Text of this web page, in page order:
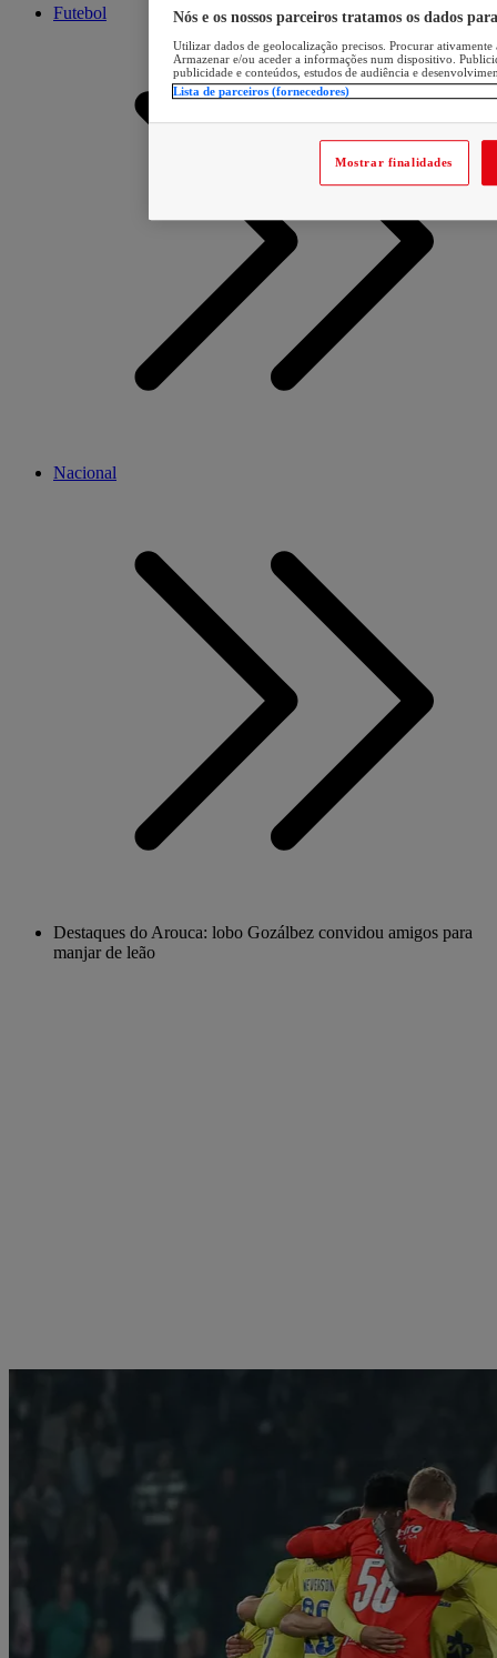
Futebol
Nacional
Destaques do Arouca: lobo Gozálbez convidou amigos para
manjar de leão
Nós e os nossos parceiros tratamos os dados
Utilizar dados de geolocalização precisos. Procurar
Armazenar e/ou aceder a informações num dispositivo.
publicidade e conteúdos, estudos de audiência e
Lista de parceiros (fornecedores)
Mostrar finalidades